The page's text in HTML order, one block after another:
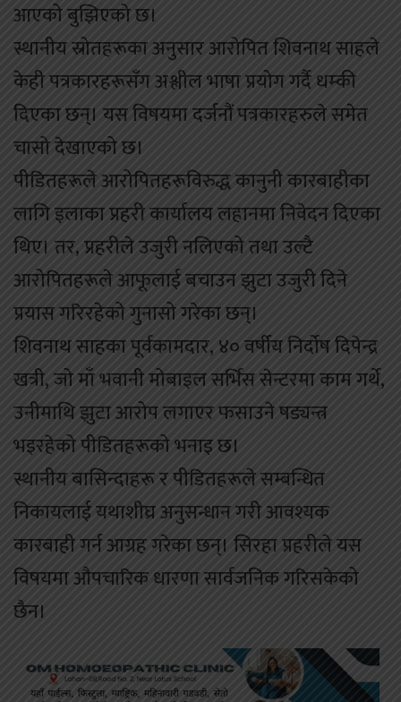
आएको बुझिएको छ।
स्थानीय स्रोतहरूका अनुसार आरोपित शिवनाथ साहले
केही पत्रकारहरूसँग अश्लील भाषा प्रयोग गर्दै धम्की
दिएका छन्। यस विषयमा दर्जनौं पत्रकारहरुले समेत
चासो देखाएको छ।
पीडितहरूले आरोपितहरूविरुद्ध कानुनी कारबाहीका
लागि इलाका प्रहरी कार्यालय लहानमा निवेदन दिएका
थिए। तर, प्रहरीले उजुरी नलिएको तथा उल्टै
आरोपितहरूले आफूलाई बचाउन झुटा उजुरी दिने
प्रयास गरिरहेको गुनासो गरेका छन्।
शिवनाथ साहका पूर्वकामदार, ४० वर्षीय निर्दोष दिपेन्द्र
खत्री, जो माँ भवानी मोबाइल सर्भिस सेन्टरमा काम गर्थे,
उनीमाथि झुटा आरोप लगाएर फसाउने षड्यन्त्र
भइरहेको पीडितहरूको भनाइ छ।
स्थानीय बासिन्दाहरू र पीडितहरूले सम्बन्धित
निकायलाई यथाशीघ्र अनुसन्धान गरी आवश्यक
कारबाही गर्न आग्रह गरेका छन्। सिरहा प्रहरीले यस
विषयमा औपचारिक धारणा सार्वजनिक गरिसकेको
छैन।